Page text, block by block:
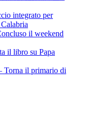
integrato per
il weekend
il libro su Papa
il primario di